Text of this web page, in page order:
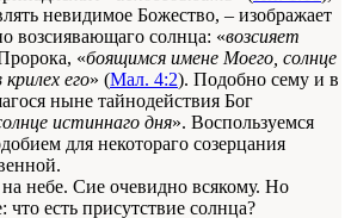
невидимое Божество, – изображает
возсиявающаго солнца: «возсияет
«боящимся имене Моего, солнце
его» (Мал. 4:2). Подобно сему и в
ныне тайнодействия Бог
истиннаго дня». Воспользуемся
для некотораго созерцания
небе. Сие очевидно всякому. Но
что есть присутствие солнца?